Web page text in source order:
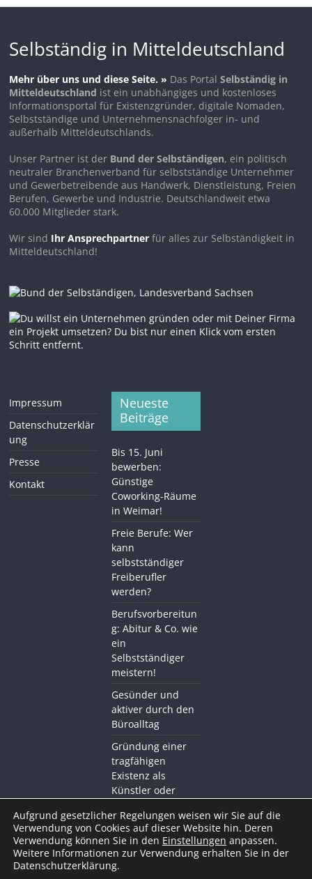
Selbständig in Mitteldeutschland
Mehr über uns und diese Seite. » Das PortalSelbständig in
Mitteldeutschland ist ein unabhängiges und kostenloses
Informationsportal für Existenzgründer, digitale Nomaden,
Selbstständige und Unternehmensnachfolger in- und
außerhalb Mitteldeutschlands.
Unser Partner ist der Bund der Selbständigen, ein politisch
neutraler Branchenverband für selbstständige Unternehmer
und Gewerbetreibende aus Handwerk, Dienstleistung, Freien
Berufen, Gewerbe und Industrie. Deutschlandweit etwa
60.000 Mitglieder stark.
Wir sind Ihr Ansprechpartner für alles zur Selbständigkeit in
Mitteldeutschland!
Impressum
Datenschutzerklär
ung
Presse
Kontakt
Neueste
Beiträge
Bis 15. Juni
bewerben:
Günstige
Coworking-Räume
in Weimar!
Freie Berufe: Wer
kann
selbstständiger
Freiberufler
werden?
Berufsvorbereitun
g: Abitur & Co. wie
ein
Selbstständiger
meistern!
Gesünder und
aktiver durch den
Büroalltag
Gründung einer
tragfähigen
Existenz als
Künstler oder
Akademie
Aufgrund gesetzlicher Regelungen weisen wir Sie auf die
Verwendung von Cookies auf dieser Website hin. Deren
Verwendung können Sie in den Einstellungen anpassen.
Weitere Informationen zur Verwendung erhalten Sie in der
Datenschutzerklärung.